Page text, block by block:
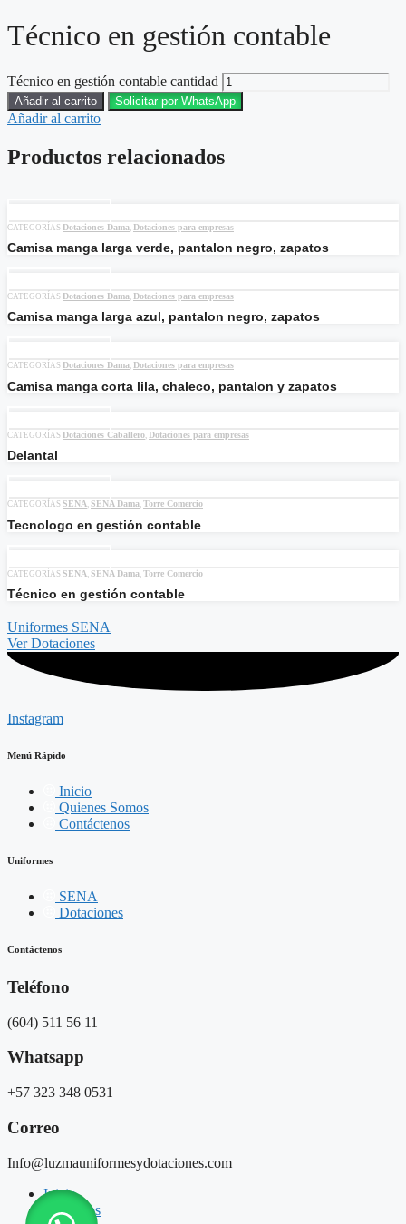
Técnico en gestión contable
Técnico en gestión contable cantidad
Añadir al carrito Solicitar por WhatsApp
Añadir al carrito
Productos relacionados
CATEGORÍAS Dotaciones Dama Dotaciones para empresas
Camisa manga larga verde, pantalon negro, zapatos
CATEGORÍAS Dotaciones Dama , Dotaciones para empresas
Camisa manga larga azul, pantalon negro, zapatos
CATEGORÍAS Dotaciones Dama, Dotaciones para empresas
Camisa manga corta lila, chaleco, pantalon y zapatos
CATEGORÍAS Dotaciones Caballero Dotaciones para empresas
Delantal
CATEGORÍAS SENA , SENA Dama , Torre Comercio
Tecnologo en gestión contable
CATEGORÍAS SENA SENA Dama Torre Comercio
Técnico en gestión contable
Uniformes SENA
Ver Dotaciones
Instagram
Menú Rápido
Inicio
Quienes Somos
Contáctenos
Uniformes
SENA
Dotaciones
Contáctenos
Teléfono
(604) 511 56 11
Whatsapp
+57 323 348 0531
Correo
Info@luzmauniformesydotaciones.com
Inicio
Productos